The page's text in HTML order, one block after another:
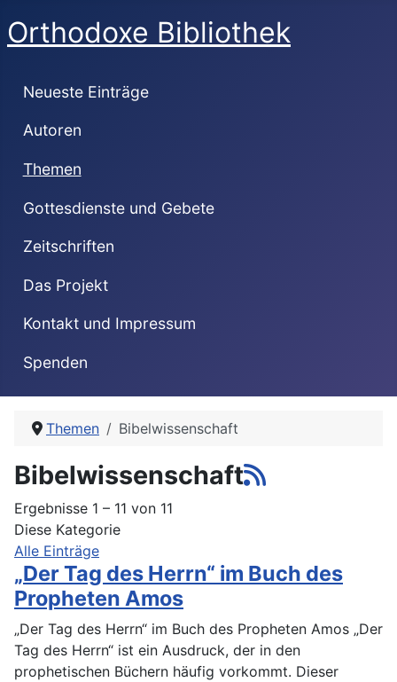
Orthodoxe Bibliothek
Neueste Einträge
Autoren
Themen
Gottesdienste und Gebete
Zeitschriften
Das Projekt
Kontakt und Impressum
Spenden
Themen Bibelwissenschaft
Bibelwissenschaft
Ergebnisse 1 – 11 von 11
Diese Kategorie
Alle Einträge
„Der Tag des Herrn“ im Buch des
Propheten Amos
„Der Tag des Herrn“ im Buch des Propheten Amos „Der
Tag des Herrn“ ist ein Ausdruck, der in den
prophetischen Büchern häufig vorkommt. Dieser